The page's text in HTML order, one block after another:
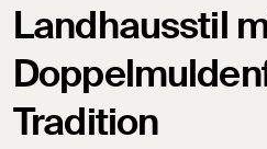
Landhausstil
Tradition